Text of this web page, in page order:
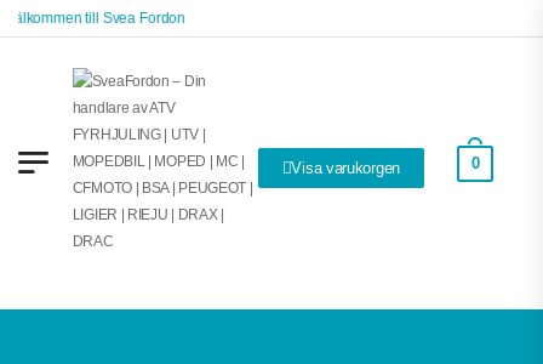
Välkommen till Svea Fordon
Visa varukorgen 0